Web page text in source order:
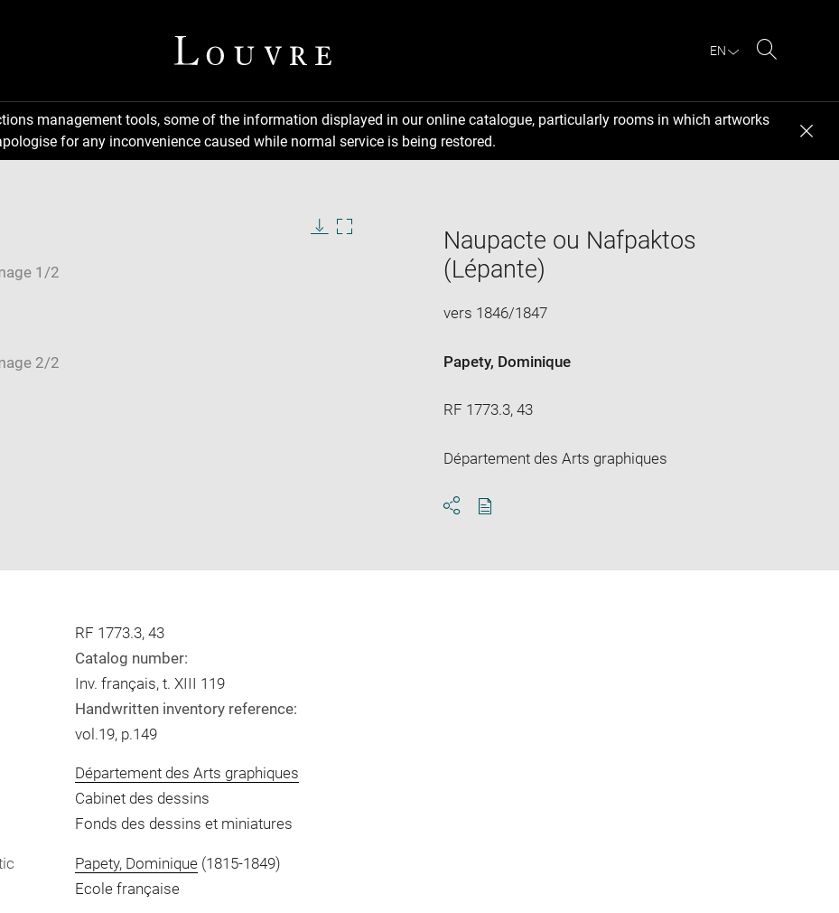
EN
management tools, some of the information displayed in our online catalogue, particularly rooms in which artworks
for any inconvenience caused while normal service is being restored.
Naupacte ou Nafpaktos
(Lépante)
vers 1846/1847
Papety, Dominique
RF 1773.3, 43
Département des Arts graphiques
RF 1773.3, 43
Catalog number:
Inv. français, t. XIII 119
Handwritten inventory reference:
vol.19, p.149
Département des Arts graphiques
Cabinet des dessins
Fonds des dessins et miniatures
Papety, Dominique(1815-1849)
Ecole française